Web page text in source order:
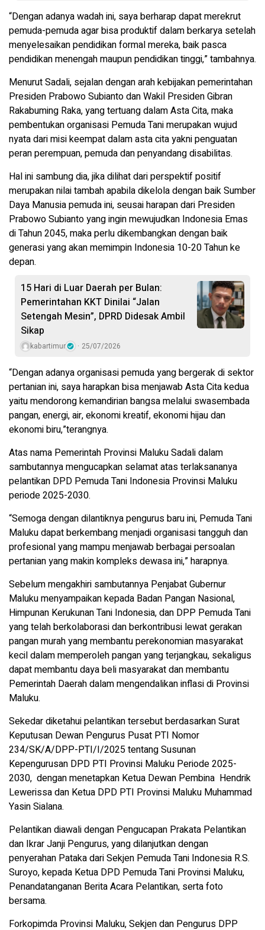
“Dengan adanya wadah ini, saya berharap dapat merekrut
pemuda-pemuda agar bisa produktif dalam berkarya setelah
menyelesaikan pendidikan formal mereka, baik pasca
pendidikan menengah maupun pendidikan tinggi,” tambahnya.
Menurut Sadali, sejalan dengan arah kebijakan pemerintahan
Presiden Prabowo Subianto dan Wakil Presiden Gibran
Rakabuming Raka, yang tertuang dalam Asta Cita, maka
pembentukan organisasi Pemuda Tani merupakan wujud
nyata dari misi keempat dalam asta cita yakni penguatan
peran perempuan, pemuda dan penyandang disabilitas.
Hal ini sambung dia, jika dilihat dari perspektif positif
merupakan nilai tambah apabila dikelola dengan baik Sumber
Daya Manusia pemuda ini, seusai harapan dari Presiden
Prabowo Subianto yang ingin mewujudkan Indonesia Emas
di Tahun 2045, maka perlu dikembangkan dengan baik
generasi yang akan memimpin Indonesia 10-20 Tahun ke
depan.
15 Hari di Luar Daerah per Bulan:
Pemerintahan KKT Dinilai “Jalan
Setengah Mesin”, DPRD Didesak Ambil
Sikap
kabartimur 25/07/2026
“Dengan adanya organisasi pemuda yang bergerak di sektor
pertanian ini, saya harapkan bisa menjawab Asta Cita kedua
yaitu mendorong kemandirian bangsa melalui swasembada
pangan, energi, air, ekonomi kreatif, ekonomi hijau dan
ekonomi biru,”terangnya.
Atas nama Pemerintah Provinsi Maluku Sadali dalam
sambutannya mengucapkan selamat atas terlaksananya
pelantikan DPD Pemuda Tani Indonesia Provinsi Maluku
periode 2025-2030.
“Semoga dengan dilantiknya pengurus baru ini, Pemuda Tani
Maluku dapat berkembang menjadi organisasi tangguh dan
profesional yang mampu menjawab berbagai persoalan
pertanian yang makin kompleks dewasa ini,” harapnya.
Sebelum mengakhiri sambutannya Penjabat Gubernur
Maluku menyampaikan kepada Badan Pangan Nasional,
Himpunan Kerukunan Tani Indonesia, dan DPP Pemuda Tani
yang telah berkolaborasi dan berkontribusi lewat gerakan
pangan murah yang membantu perekonomian masyarakat
kecil dalam memperoleh pangan yang terjangkau, sekaligus
dapat membantu daya beli masyarakat dan membantu
Pemerintah Daerah dalam mengendalikan inflasi di Provinsi
Maluku.
Sekedar diketahui pelantikan tersebut berdasarkan Surat
Keputusan Dewan Pengurus Pusat PTI Nomor
234/SK/A/DPP-PTI/I/2025 tentang Susunan
Kepengurusan DPD PTI Provinsi Maluku Periode 2025-
2030, dengan menetapkan Ketua Dewan Pembina Hendrik
Lewerissa dan Ketua DPD PTI Provinsi Maluku Muhammad
Yasin Sialana.
Pelantikan diawali dengan Pengucapan Prakata Pelantikan
dan Ikrar Janji Pengurus, yang dilanjutkan dengan
penyerahan Pataka dari Sekjen Pemuda Tani Indonesia R.S.
Suroyo, kepada Ketua DPD Pemuda Tani Provinsi Maluku,
Penandatanganan Berita Acara Pelantikan, serta foto
bersama.
Forkopimda Provinsi Maluku, Sekjen dan Pengurus DPP